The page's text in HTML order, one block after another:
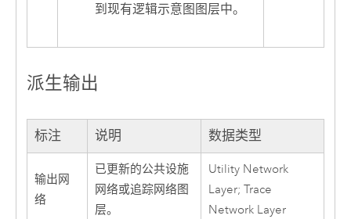
到现有逻辑示意图图层中。
派生输出
标注 说明 数据类型
输出网
络
已更新的公共设施
网络或追踪网络图
层。
Utility Network
Layer; Trace
Network Layer